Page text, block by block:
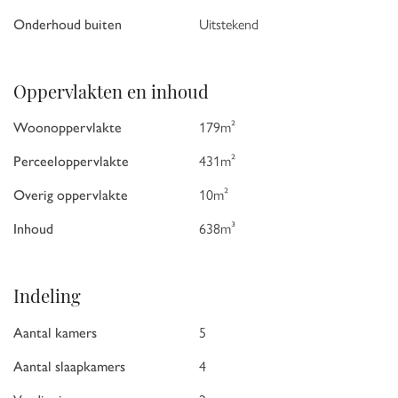
Onderhoud buiten
Uitstekend
Oppervlakten en inhoud
Woonoppervlakte
179m²
Perceeloppervlakte
431m²
Overig oppervlakte
10m²
Inhoud
638m³
Indeling
Aantal kamers
5
Aantal slaapkamers
4